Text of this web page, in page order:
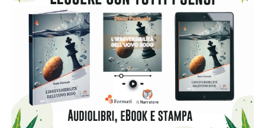
che hanno fatto del pensiero indipendente il loro tratto
distintivo. Oltre a Mario Pannunzio, anima fondante del
settimanale “Il Mondo”, l’iniziativa è dedicata anche a Ennio
Flaiano, scrittore e osservatore acutissimo dei vizi e delle
contraddizioni del Novecento italiano. «D’altronde,
entrambi hanno incarnato una tradizione intellettuale che
rifiutava a spada tratta il conformismo, privilegiando il
dubbio rispetto alle certezze ideologiche:
“L’immaginazione al potere. Ma quale immaginazione